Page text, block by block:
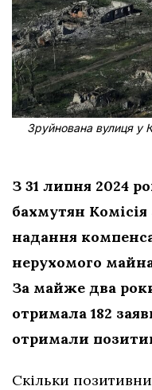
Зруйнована вулиця у
З 31 липня 2024
бахмутян
надання
нерухомого
За майже два
отримала 182
отримали
Скільки